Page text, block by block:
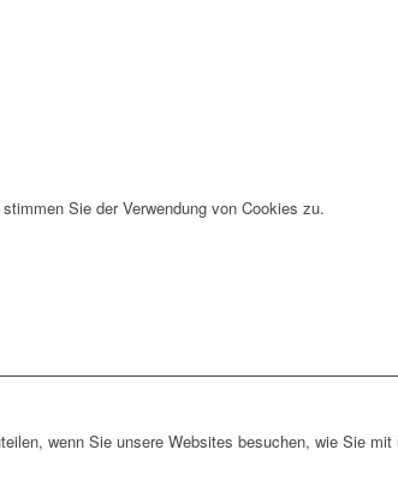
Sie der Verwendung von Cookies zu.
wenn Sie unsere Websites besuchen, wie Sie